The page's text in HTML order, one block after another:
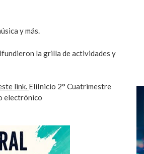
y más.
la grilla de actividades y
link. EliInicio 2° Cuatrimestre
electrónico